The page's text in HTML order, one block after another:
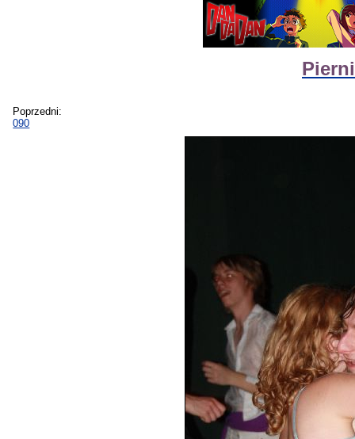
Poprzedni:
090